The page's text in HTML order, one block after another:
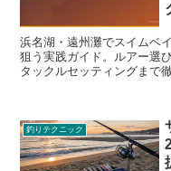
浜名湖・遠州灘でスイムベ
狙う実践ガイド。ルアー選
タックルセッティングまで徹
釣りテクニック